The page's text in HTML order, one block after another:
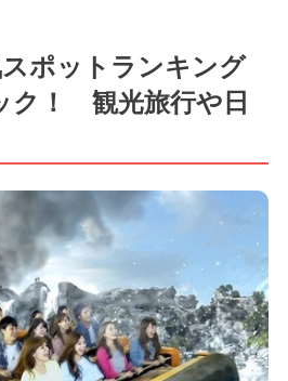
ポットランキング
ク！ 観光旅行や日